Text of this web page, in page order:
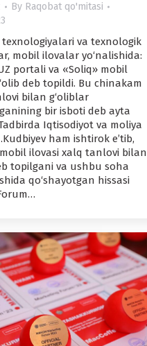
By Raqobat qo'mitasi
va texnologik
mobil ilovalar yo‘nalishida:
portali va «Soliq» mobil
deb topildi. Bu chinakam
bilan g‘oliblar
bir isboti deb ayta
Iqtisodiyot va moliya
ham ishtirok e’tib,
ilovasi xalq tanlovi bilan
topilgani va ushbu soha
qo‘shayotgan hissasi